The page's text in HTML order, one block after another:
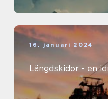
16. januari 2024
Längdskidor - en